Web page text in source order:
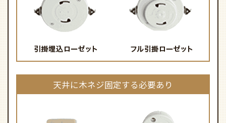
天井に木ネジ固定する必要あり